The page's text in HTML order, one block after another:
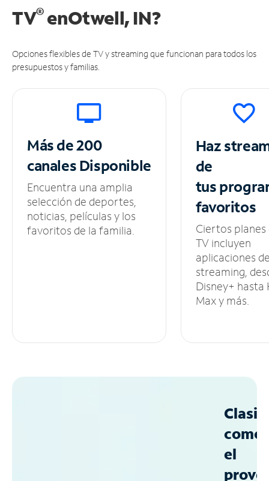
TV®enOtwell, IN?
Opciones flexibles de TV y streaming que funcionan para todos los
presupuestos y familias.
Más de 200
canalesDisponible
Encuentra una amplia
selección de deportes,
noticias, películas y los
favoritos de la familia.
Haz
de
tus
favoritos
Ciertos planes
TV incluyen
aplicaciones
streaming,
Disney+ hasta
Max y más.
como
el